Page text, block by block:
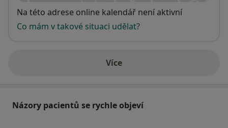
Dostupnost
Na této adrese online kalendář není aktivní
Co mám v takové situaci udělat?
Víceo adrese
Názory pacientů se rychle objeví